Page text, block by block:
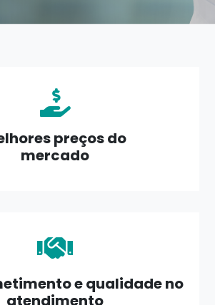
preços do
mercado
e qualidade no
atendimento